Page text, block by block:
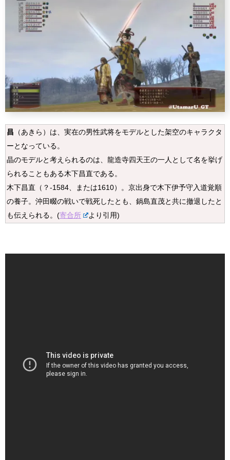
昌 （あきら）は、実在の男性武将をモデルとした架空のキャラクタ
ーとなっている。
晶のモデルと考えられるのは、龍造寺四天王の一人として名を挙げ
られることもある木下昌直である。
木下昌直（？-1584、または1610）。京出身で木下伊予守入道覚順
の養子。沖田畷の戦いで戦死したとも、鍋島直茂と共に撤退したと
も伝えられる。(寄合所 より引用)